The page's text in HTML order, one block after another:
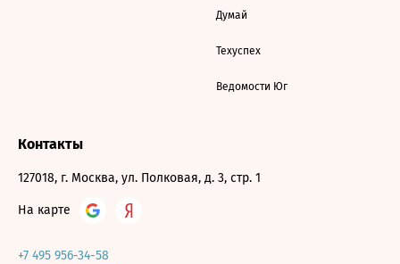
Думай
Техуспех
Ведомости Юг
Контакты
127018, г. Москва, ул. Полковая, д. 3, стр. 1
На карте
+7 495 956-34-58